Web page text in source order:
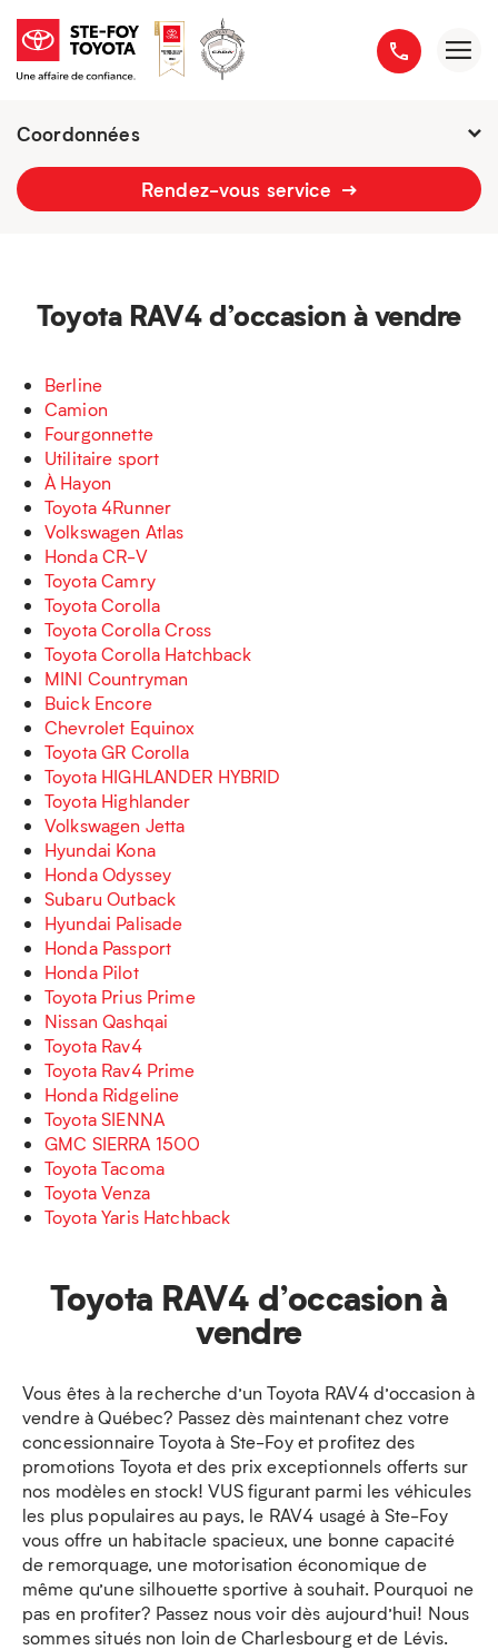
Coordonnées
Présentement ouvert jusqu'à 18h
Rendez-vous service
Toyota RAV4 d’occasion à vendre
Berline
Camion
Fourgonnette
Utilitaire sport
À Hayon
Toyota 4Runner
Volkswagen Atlas
Honda CR-V
Toyota Camry
Toyota Corolla
Toyota Corolla Cross
Toyota Corolla Hatchback
MINI Countryman
Buick Encore
Chevrolet Equinox
Toyota GR Corolla
Toyota HIGHLANDER HYBRID
Toyota Highlander
Volkswagen Jetta
Hyundai Kona
Honda Odyssey
Subaru Outback
Hyundai Palisade
Honda Passport
Honda Pilot
Toyota Prius Prime
Nissan Qashqai
Toyota Rav4
Toyota Rav4 Prime
Honda Ridgeline
Toyota SIENNA
GMC SIERRA 1500
Toyota Tacoma
Toyota Venza
Toyota Yaris Hatchback
Toyota RAV4 d’occasion à
vendre
Vous êtes à la recherche d’un Toyota RAV4 d’occasion à
vendre à Québec? Passez dès maintenant chez votre
concessionnaire Toyota à Ste-Foy et profitez des
promotions Toyota et des prix exceptionnels offerts sur
nos modèles en stock! VUS figurant parmi les véhicules
les plus populaires au pays, le RAV4 usagé à Ste-Foy
vous offre un habitacle spacieux, une bonne capacité
de remorquage, une motorisation économique de
même qu’une silhouette sportive à souhait. Pourquoi ne
pas en profiter? Passez nous voir dès aujourd’hui! Nous
sommes situés non loin de Charlesbourg et de Lévis.